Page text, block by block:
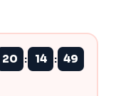
20 : 14 : 48